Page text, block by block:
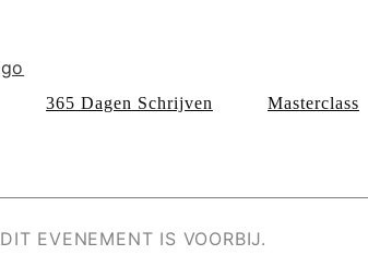
365 Dagen Schrijven Masterclass
DIT EVENEMENT IS VOORBIJ.